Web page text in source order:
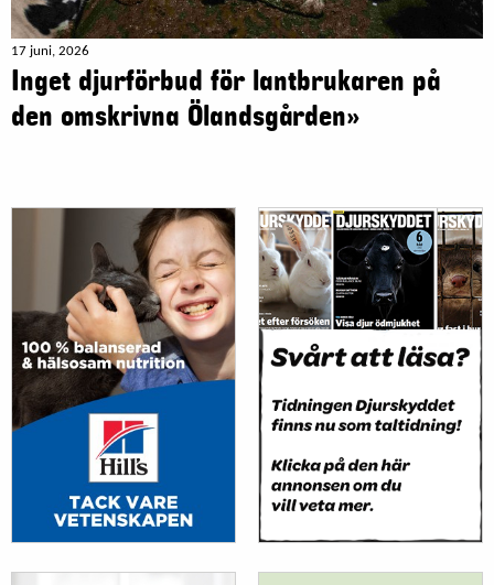
17 juni, 2026
Inget djurförbud för lantbrukaren på
den omskrivna Ölandsgården»